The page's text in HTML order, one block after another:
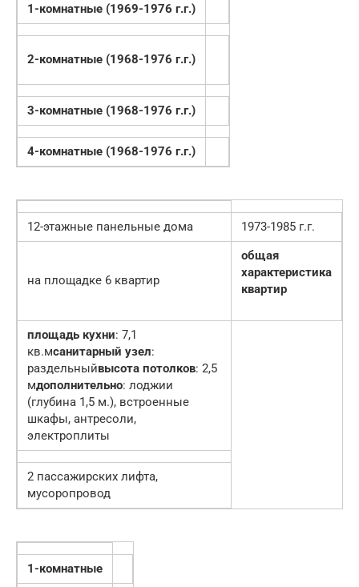
1-комнатные (1969-1976 г.г.)
2-комнатные (1968-1976 г.г.)
3-комнатные (1968-1976 г.г.)
4-комнатные (1968-1976 г.г.)
12-этажные панельные дома 1973-1985 г.г.
на площадке 6 квартир
общая
характеристика
квартир
площадь кухни: 7,1
кв.мсанитарный узел:
раздельныйвысота потолков: 2,5
мдополнительно: лоджии
(глубина 1,5 м.), встроенные
шкафы, антресоли,
электроплиты
2 пассажирских лифта,
мусоропровод
1-комнатные